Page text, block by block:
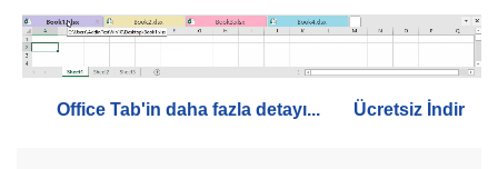
Office Tab'in daha fazla detayı... Ücretsiz İndir